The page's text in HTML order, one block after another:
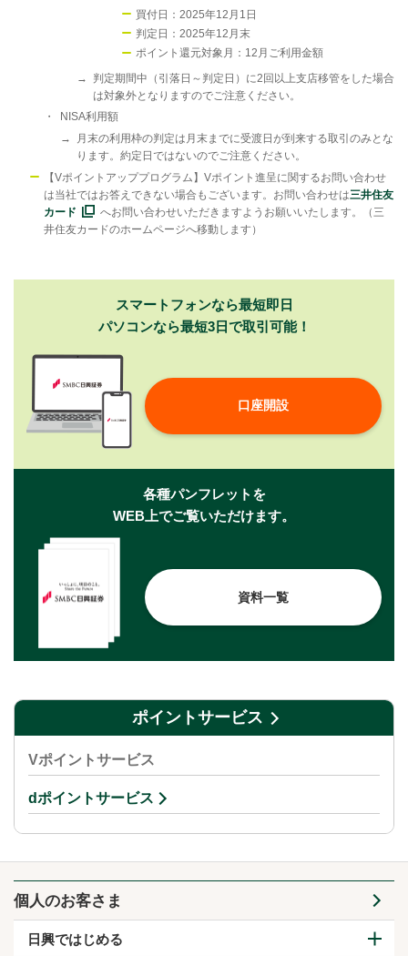
買付日：2025年12月1日
判定日：2025年12月末
ポイント還元対象月：12月ご利用金額
→
判定期間中（引落日～判定日）に2回以上支店移管をした場合
は対象外となりますのでご注意ください。
・
NISA利用額
→
月末の利用枠の判定は月末までに受渡日が到来する取引のみとな
ります。約定日ではないのでご注意ください。
【Vポイントアッププログラム】Vポイント進呈に関するお問い合わせ
は当社ではお答えできない場合もございます。お問い合わせは三井住友
カード
へお問い合わせいただきますようお願いいたします。（三
井住友カードのホームページへ移動します）
スマートフォンなら最短即日
パソコンなら最短3日で取引可能！
口座開設
各種パンフレットを
WEB上でご覧いただけます。
資料一覧
ポイントサービス
Vポイントサービス
dポイントサービス
個人のお客さま
日興ではじめる